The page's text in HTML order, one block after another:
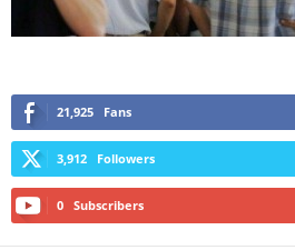
21,925 Fans
3,912 Followers
0 Subscribers